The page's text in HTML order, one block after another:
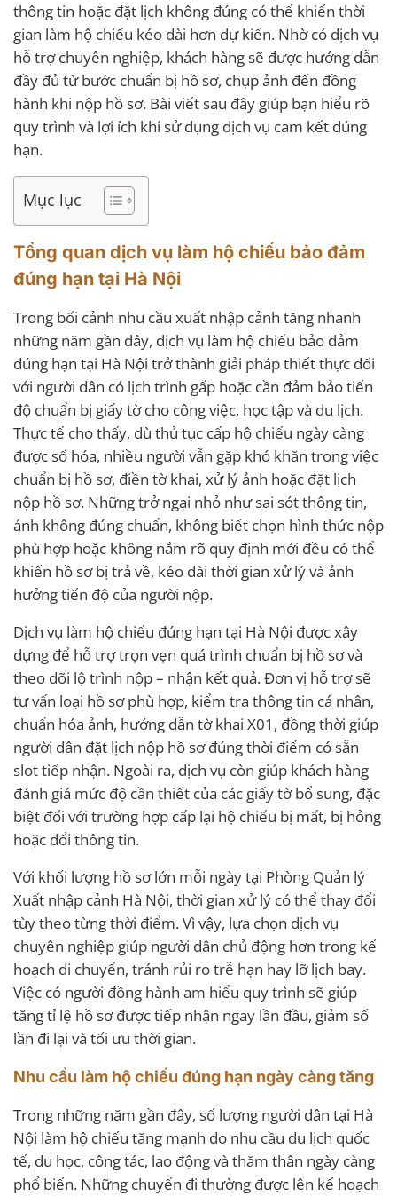
thông tin hoặc đặt lịch không đúng có thể khiến thời
gian làm hộ chiếu kéo dài hơn dự kiến. Nhờ có dịch vụ
hỗ trợ chuyên nghiệp, khách hàng sẽ được hướng dẫn
đầy đủ từ bước chuẩn bị hồ sơ, chụp ảnh đến đồng
hành khi nộp hồ sơ. Bài viết sau đây giúp bạn hiểu rõ
quy trình và lợi ích khi sử dụng dịch vụ cam kết đúng
hạn.
Mục lục
Tổng quan dịch vụ làm hộ chiếu bảo đảm
đúng hạn tại Hà Nội
Trong bối cảnh nhu cầu xuất nhập cảnh tăng nhanh
những năm gần đây, dịch vụ làm hộ chiếu bảo đảm
đúng hạn tại Hà Nội trở thành giải pháp thiết thực đối
với người dân có lịch trình gấp hoặc cần đảm bảo tiến
độ chuẩn bị giấy tờ cho công việc, học tập và du lịch.
Thực tế cho thấy, dù thủ tục cấp hộ chiếu ngày càng
được số hóa, nhiều người vẫn gặp khó khăn trong việc
chuẩn bị hồ sơ, điền tờ khai, xử lý ảnh hoặc đặt lịch
nộp hồ sơ. Những trở ngại nhỏ như sai sót thông tin,
ảnh không đúng chuẩn, không biết chọn hình thức nộp
phù hợp hoặc không nắm rõ quy định mới đều có thể
khiến hồ sơ bị trả về, kéo dài thời gian xử lý và ảnh
hưởng tiến độ của người nộp.
Dịch vụ làm hộ chiếu đúng hạn tại Hà Nội được xây
dựng để hỗ trợ trọn vẹn quá trình chuẩn bị hồ sơ và
theo dõi lộ trình nộp – nhận kết quả. Đơn vị hỗ trợ sẽ
tư vấn loại hồ sơ phù hợp, kiểm tra thông tin cá nhân,
chuẩn hóa ảnh, hướng dẫn tờ khai X01, đồng thời giúp
người dân đặt lịch nộp hồ sơ đúng thời điểm có sẵn
slot tiếp nhận. Ngoài ra, dịch vụ còn giúp khách hàng
đánh giá mức độ cần thiết của các giấy tờ bổ sung, đặc
biệt đối với trường hợp cấp lại hộ chiếu bị mất, bị hỏng
hoặc đổi thông tin.
Với khối lượng hồ sơ lớn mỗi ngày tại Phòng Quản lý
Xuất nhập cảnh Hà Nội, thời gian xử lý có thể thay đổi
tùy theo từng thời điểm. Vì vậy, lựa chọn dịch vụ
chuyên nghiệp giúp người dân chủ động hơn trong kế
hoạch di chuyển, tránh rủi ro trễ hạn hay lỡ lịch bay.
Việc có người đồng hành am hiểu quy trình sẽ giúp
tăng tỉ lệ hồ sơ được tiếp nhận ngay lần đầu, giảm số
lần đi lại và tối ưu thời gian.
Nhu cầu làm hộ chiếu đúng hạn ngày càng tăng
Trong những năm gần đây, số lượng người dân tại Hà
Nội làm hộ chiếu tăng mạnh do nhu cầu du lịch quốc
tế, du học, công tác, lao động và thăm thân ngày càng
phổ biến. Những chuyến đi thường được lên kế hoạch